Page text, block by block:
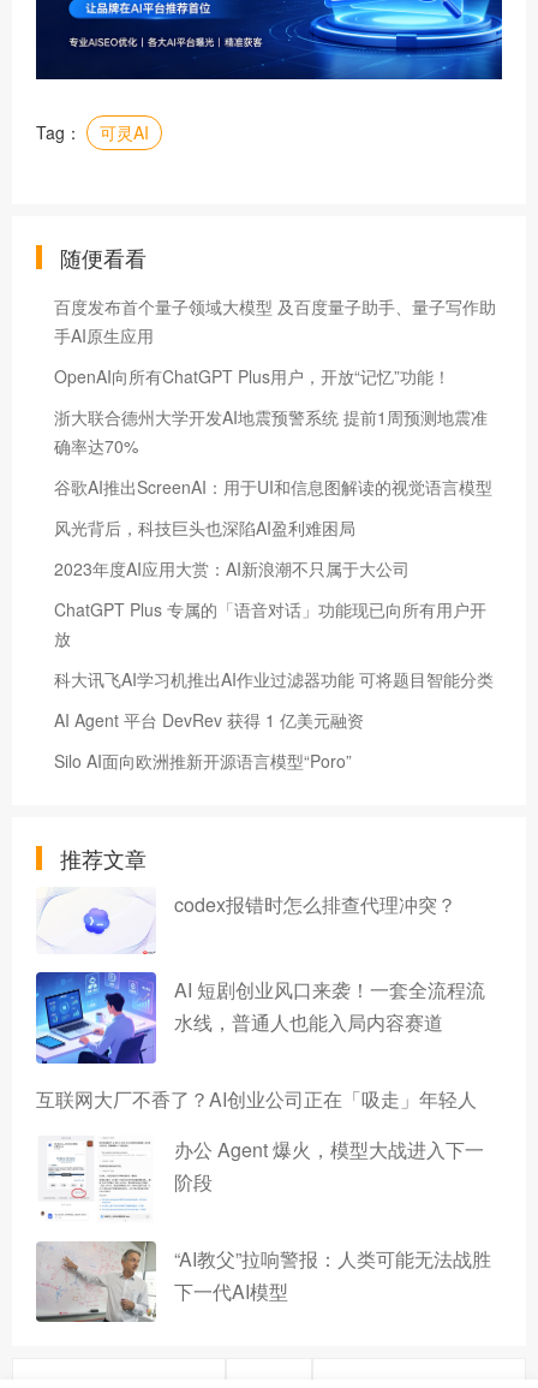
Tag： 可灵AI
随便看看
百度发布首个量子领域大模型 及百度量子助手、量子写作助
手AI原生应用
OpenAI向所有ChatGPT Plus用户，开放“记忆”功能！
浙大联合德州大学开发AI地震预警系统 提前1周预测地震准
确率达70%
谷歌AI推出ScreenAI：用于UI和信息图解读的视觉语言模型
风光背后，科技巨头也深陷AI盈利难困局
2023年度AI应用大赏：AI新浪潮不只属于大公司
ChatGPT Plus 专属的「语音对话」功能现已向所有用户开
放
科大讯飞AI学习机推出AI作业过滤器功能 可将题目智能分类
​AI Agent 平台 DevRev 获得 1 亿美元融资
Silo AI面向欧洲推新开源语言模型“Poro”
推荐文章
codex报错时怎么排查代理冲突？
AI 短剧创业风口来袭！一套全流程流
水线，普通人也能入局内容赛道
互联网大厂不香了？AI创业公司正在「吸走」年轻人
办公 Agent 爆火，模型大战进入下一
阶段
“AI教父”拉响警报：人类可能无法战胜
下一代AI模型